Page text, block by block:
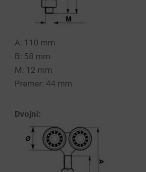
A: 110 mm
B: 58 mm
M: 12 mm
Premer: 44 mm
Dvojni: